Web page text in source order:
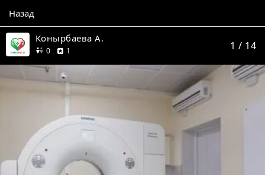
Назад
Конырбаева А.
0друзей
1 1 / 14